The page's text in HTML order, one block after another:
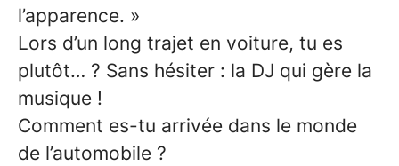
l’apparence. »
Lors d’un long trajet en voiture, tu es
plutôt… ? Sans hésiter : la DJ qui gère la
musique !
Comment es-tu arrivée dans le monde
de l’automobile ?